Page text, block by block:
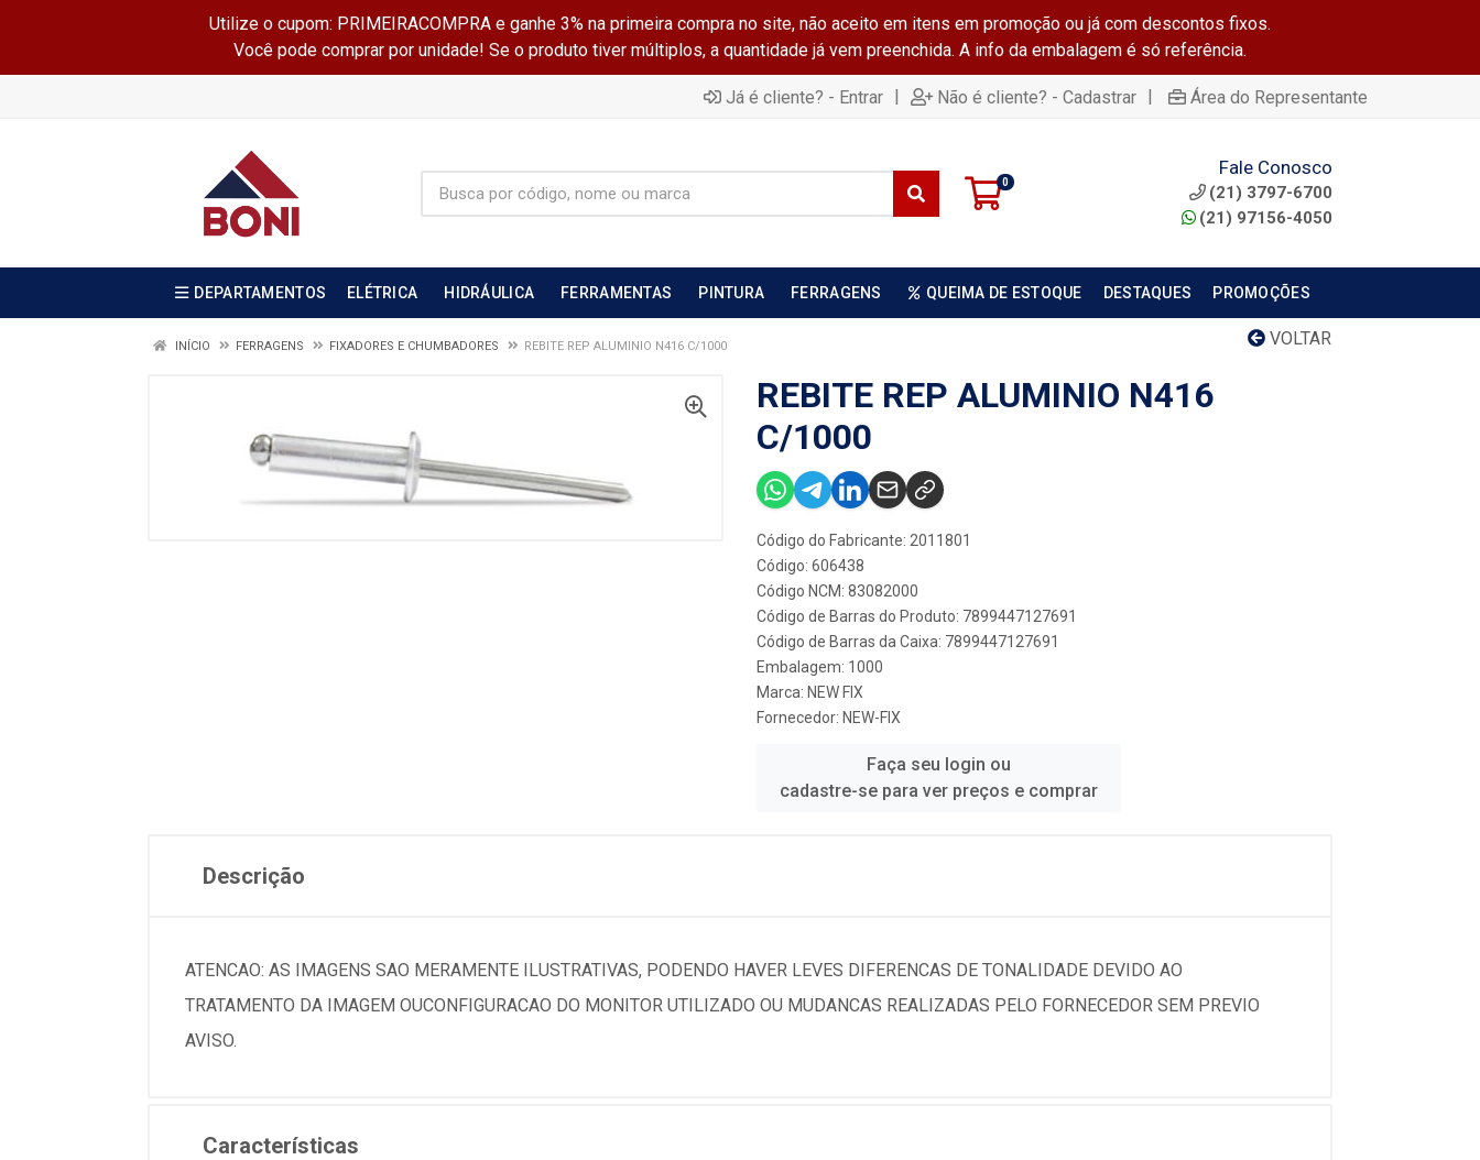
Utilize o cupom: PRIMEIRACOMPRA e ganhe 3% na primeira compra no site, não aceito em itens em promoção ou já com descontos fixos.
Você pode comprar por unidade! Se o produto tiver múltiplos, a quantidade já vem preenchida. A info da embalagem é só referência.
Já é cliente? - Entrar | Não é cliente? - Cadastrar | Área do Representante
0
Fale Conosco
(21) 3797-6700
(21) 97156-4050
DEPARTAMENTOS ELÉTRICA HIDRÁULICA FERRAMENTAS PINTURA FERRAGENS QUEIMA DE ESTOQUE DESTAQUES PROMOÇÕES
VOLTAR
INÍCIO FERRAGENS FIXADORES E CHUMBADORES REBITE REP ALUMINIO N416 C/1000
REBITE REP ALUMINIO N416
C/1000
Código do Fabricante: 2011801
Código: 606438
Código NCM: 83082000
Código de Barras do Produto: 7899447127691
Código de Barras da Caixa: 7899447127691
Embalagem: 1000
Marca: NEW FIX
Fornecedor: NEW-FIX
Faça seu login ou
cadastre-se para ver preços e comprar
Descrição
ATENCAO: AS IMAGENS SAO MERAMENTE ILUSTRATIVAS, PODENDO HAVER LEVES DIFERENCAS DE TONALIDADE DEVIDO AO
TRATAMENTO DA IMAGEM OUCONFIGURACAO DO MONITOR UTILIZADO OU MUDANCAS REALIZADAS PELO FORNECEDOR SEM PREVIO
AVISO.
Características